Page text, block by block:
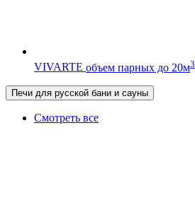
VIVARTE объем парных до 20м3
Печи для русской бани и сауны
Смотреть все